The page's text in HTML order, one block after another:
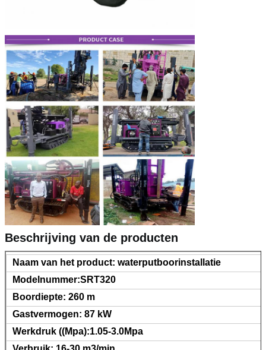
Beschrijving van de producten
Naam van het product: waterputboorinstallatie
Modelnummer:SRT320
Boordiepte: 260 m
Gastvermogen: 87 kW
Werkdruk ((Mpa):1.05-3.0Mpa